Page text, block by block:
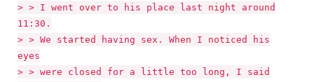
> > I went over to his place last night around
11:30.
> > We started having sex. When I noticed his
eyes
> > were closed for a little too long, I said